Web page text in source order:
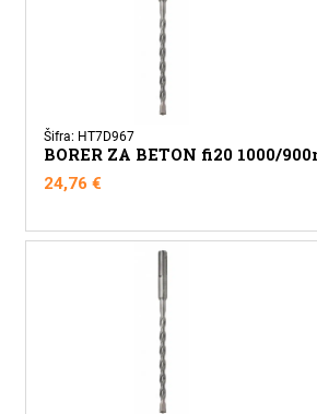
Šifra: HT7D967
BORER ZA BETON fi20 1000/
24,76€